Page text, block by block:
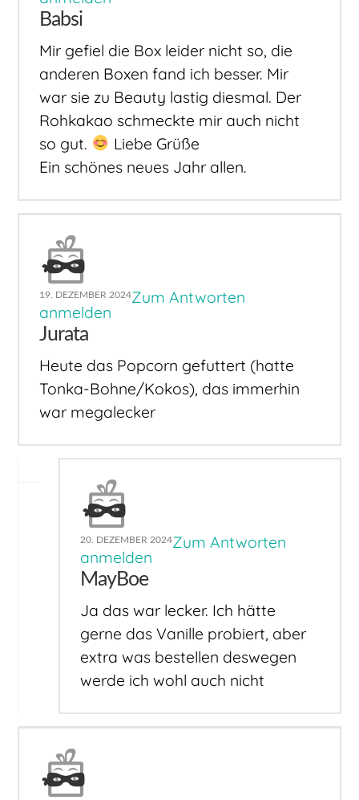
Babsi
Mir gefiel die Box leider nicht so, die
anderen Boxen fand ich besser. Mir
war sie zu Beauty lastig diesmal. Der
Rohkakao schmeckte mir auch nicht
so gut.
Liebe Grüße
Ein schönes neues Jahr allen.
19. DEZEMBER 2024Zum Antworten
anmelden
Jurata
Heute das Popcorn gefuttert (hatte
Tonka-Bohne/Kokos), das immerhin
war megalecker
20. DEZEMBER 2024Zum Antworten
anmelden
MayBoe
Ja das war lecker. Ich hätte
gerne das Vanille probiert, aber
extra was bestellen deswegen
werde ich wohl auch nicht